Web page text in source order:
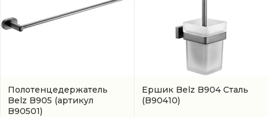
Полотенцедержатель
Belz B905 (артикул
B90501)
Ершик Belz B904 Сталь
(B90410)